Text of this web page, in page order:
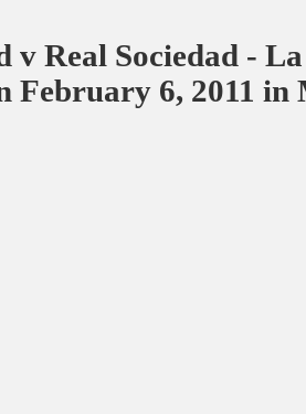
v Real Sociedad -
February 6, 2011 in